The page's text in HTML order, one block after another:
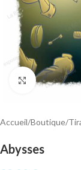
Cliquez
Accueil/Boutique/
Abysses